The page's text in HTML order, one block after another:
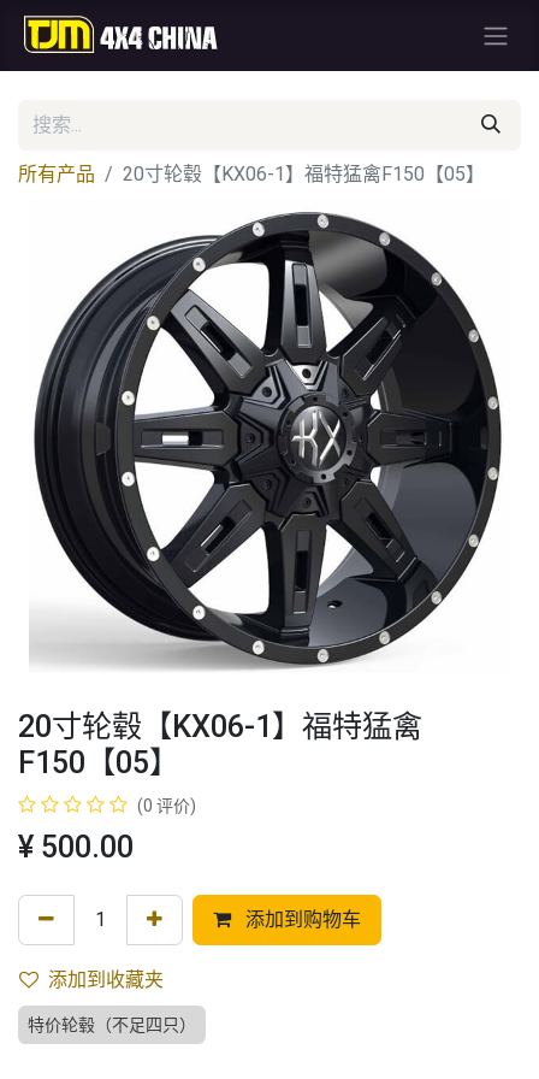
所有产品 20寸轮毂【KX06-1】福特猛禽F150【05】
20寸轮毂【KX06-1】福特猛禽
F150【05】
(0 评价)
¥ 500.00
添加到购物车
添加到收藏夹
特价轮毂（不足四只）